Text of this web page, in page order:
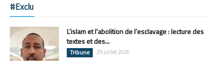
#Exclu
L’islam et l’abolition de l’esclavage : lecture des
textes et des...
Tribune 29 juillet 2026